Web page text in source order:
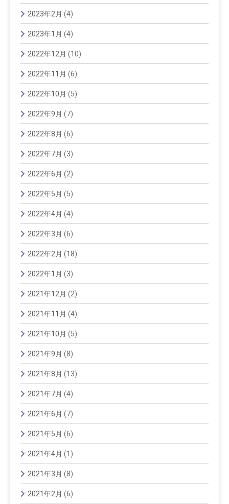
2023年2月 (4)
2023年1月 (4)
2022年12月 (10)
2022年11月 (6)
2022年10月 (5)
2022年9月 (7)
2022年8月 (6)
2022年7月 (3)
2022年6月 (2)
2022年5月 (5)
2022年4月 (4)
2022年3月 (6)
2022年2月 (18)
2022年1月 (3)
2021年12月 (2)
2021年11月 (4)
2021年10月 (5)
2021年9月 (8)
2021年8月 (13)
2021年7月 (4)
2021年6月 (7)
2021年5月 (6)
2021年4月 (1)
2021年3月 (8)
2021年2月 (6)